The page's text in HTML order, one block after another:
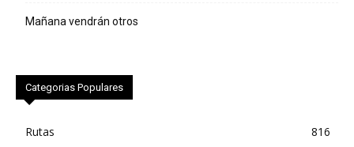
Mañana vendrán otros
Categorias Populares
Rutas
816